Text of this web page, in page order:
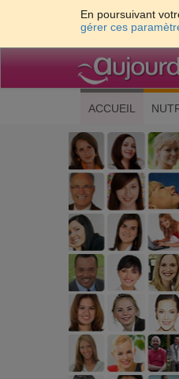
En poursuivant
gérer ces
ACCUEIL (current)